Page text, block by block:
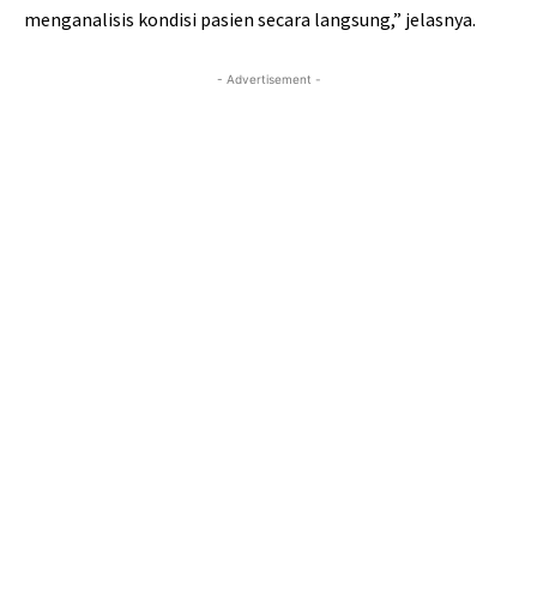
menganalisis kondisi pasien secara langsung,” jelasnya.
- Advertisement -